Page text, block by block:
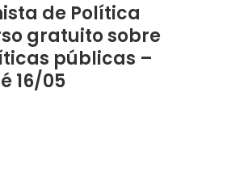
de Política
gratuito sobre
públicas –
16/05